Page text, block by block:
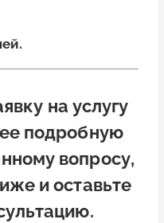
на услугу
подробную
вопросу,
и оставьте